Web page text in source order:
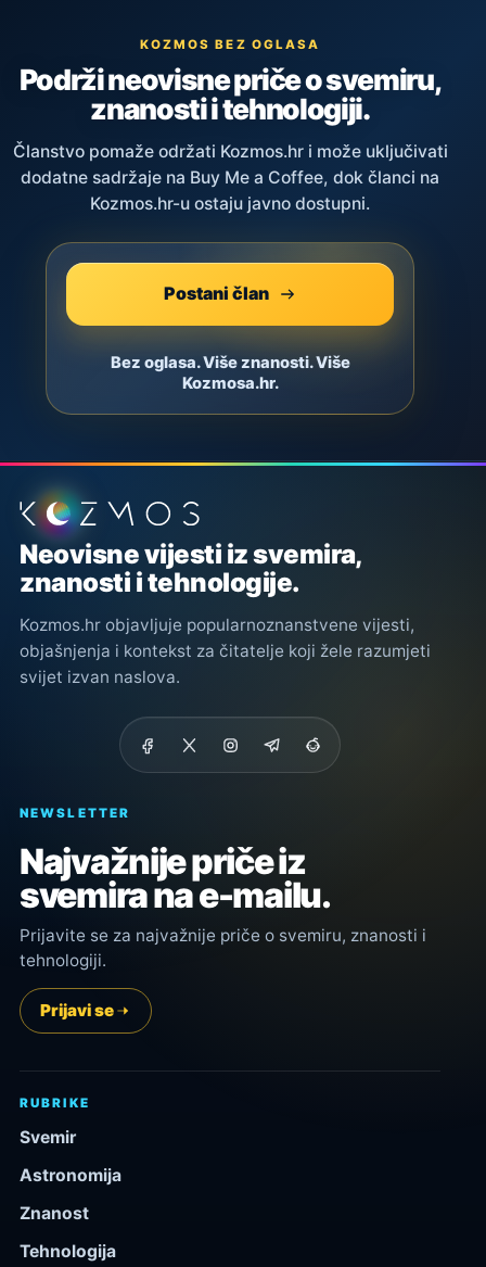
KOZMOS BEZ OGLASA
Podrži neovisne priče o svemiru,
znanosti i tehnologiji.
Članstvo pomaže održati Kozmos.hr i može uključivati
dodatne sadržaje na Buy Me a Coffee, dok članci na
Kozmos.hr-u ostaju javno dostupni.
Postani član
Bez oglasa. Više znanosti. Više
Kozmosa.hr.
Podnožje stranice
Neovisne vijesti iz svemira,
znanosti i tehnologije.
Kozmos.hr objavljuje popularnoznanstvene vijesti,
objašnjenja i kontekst za čitatelje koji žele razumjeti
svijet izvan naslova.
NEWSLETTER
Najvažnije priče iz
svemira na e-mailu.
Prijavite se za najvažnije priče o svemiru, znanosti i
tehnologiji.
Prijavi se
RUBRIKE
Svemir
Astronomija
Znanost
Tehnologija